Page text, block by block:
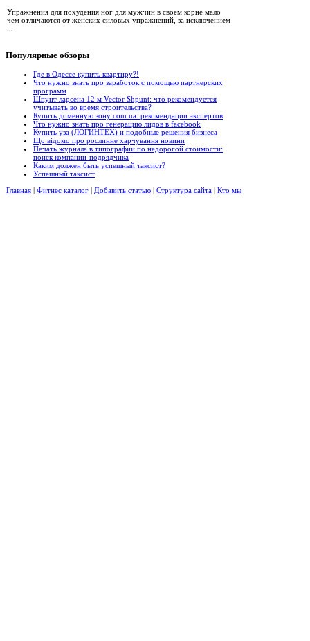
Упражнения для похудения ног для мужчин в своем корне мало
чем отличаются от женских силовых упражнений, за исключением
Популярные обзоры
Где в Одессе купить квартиру?!
Что нужно знать про заработок с помощью партнерских
программ
Шпунт ларсена 12 м Vector Shpunt: что рекомендуется
учитывать во время строительства?
Купить доменную зону com.ua: рекомендации экспертов
Что нужно знать про генерацию лидов в facebook
Купить уза (ЛОГИНТЕХ) и подобные решения бизнеса
Що відомо про рослинне харчування новини
Печать журнала в типографии по недорогой стоимости:
поиск компании-подрядчика
Каким должен быть успешный таксист?
Успешный таксист
Главная | Фитнес каталог | Добавить статью | Структура сайта | Кто мы